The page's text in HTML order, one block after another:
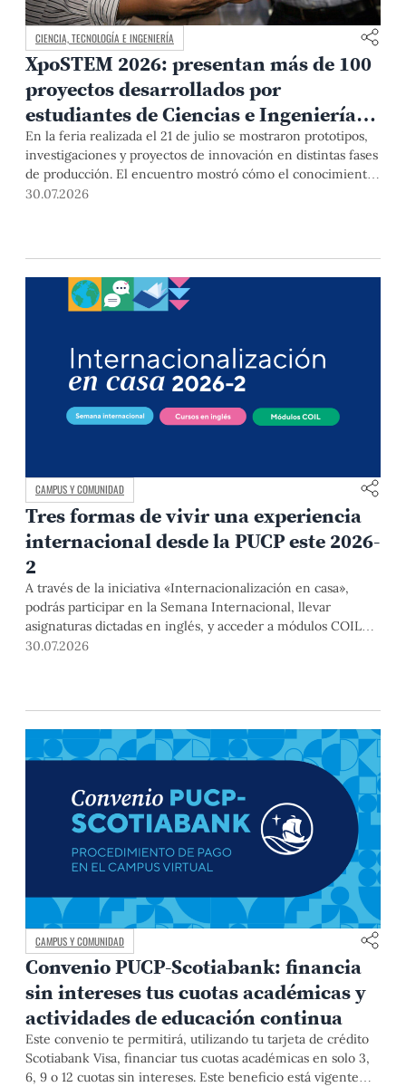
CIENCIA, TECNOLOGÍA E INGENIERÍA
XpoSTEM 2026: presentan más de 100
proyectos desarrollados por
estudiantes de Ciencias e Ingeniería
PUCP orientados a atender
necesidades del país
En la feria realizada el 21 de julio se mostraron prototipos,
investigaciones y proyectos de innovación en distintas fases
de producción. El encuentro mostró cómo el conocimiento
adquirido en las aulas puede responder a desafíos concretos
30.07.2026
CAMPUS Y COMUNIDAD
Tres formas de vivir una experiencia
internacional desde la PUCP este 2026-
2
A través de la iniciativa «Internacionalización en casa»,
podrás participar en la Semana Internacional, llevar
asignaturas dictadas en inglés, y acceder a módulos COIL
junto con estudiantes y docentes de universidades
30.07.2026
CAMPUS Y COMUNIDAD
Convenio PUCP-Scotiabank: financia
sin intereses tus cuotas académicas y
actividades de educación continua
Este convenio te permitirá, utilizando tu tarjeta de crédito
Scotiabank Visa, financiar tus cuotas académicas en solo 3,
6, 9 o 12 cuotas sin intereses. Este beneficio está vigente